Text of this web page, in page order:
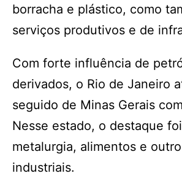
borracha e plástico, como
serviços produtivos e de
Com forte influência de
derivados, o Rio de Janeiro
seguido de Minas Gerais
Nesse estado, o destaque
metalurgia, alimentos e
industriais.